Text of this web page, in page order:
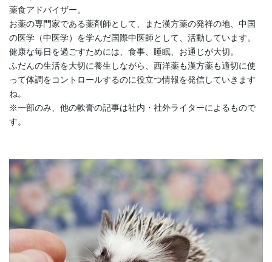
薬食アドバイザー。
お薬の専門家である薬剤師として、また漢方薬の発祥の地、中国
の医学（中医学）を学んだ国際中医師として、活動しています。
健康な毎日を過ごすためには、食事、睡眠、お通じが大切。
ふだんの生活を大切に養生しながら、西洋薬も漢方薬も適切に使
って体調をコントロールするのに役立つ情報を発信していきます
ね。
※一部のみ、他の軟膏の記事は社内・社外ライターによるもので
す。